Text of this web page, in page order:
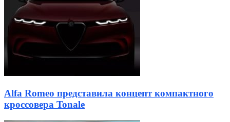
Alfa Romeo представила концепт компактного
кроссовера Tonale